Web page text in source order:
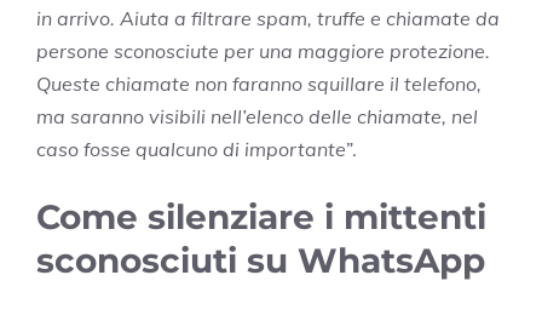
in arrivo. Aiuta a filtrare spam, truffe e chiamate da
persone sconosciute per una maggiore protezione.
Queste chiamate non faranno squillare il telefono,
ma saranno visibili nell’elenco delle chiamate, nel
caso fosse qualcuno di importante”.
Come silenziare i mittenti
sconosciuti su WhatsApp